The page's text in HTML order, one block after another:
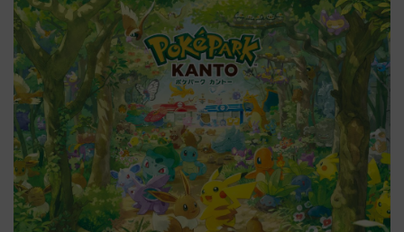
【2026年8月5日～25日】
ート 夕朝食ビュッフェ付きで
快適な船旅はいかが？